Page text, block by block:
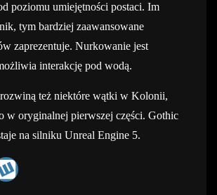
poziomu umiejętności postaci. Im
tym bardziej zaawansowane
zaprezentuje. Nurkowanie jest
interakcję pod wodą.
też niektóre wątki w Kolonii,
w oryginalnej pierwszej części. Gothic
na silniku Unreal Engine 5.